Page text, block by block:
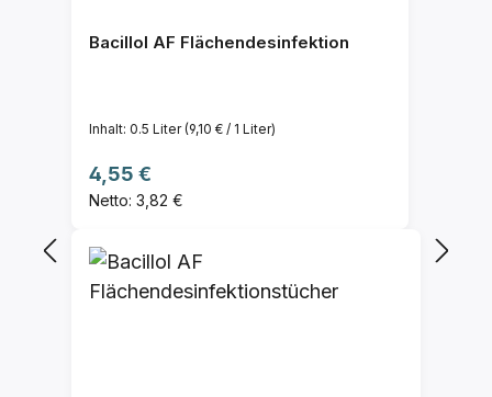
Bacillol AF Flächendesinfektion
Inhalt: 0.5 Liter(9,10 € / 1 Liter)
Regulärer Preis:
4,55 €
Netto: 3,82 €